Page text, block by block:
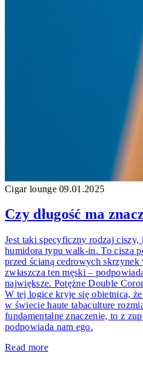
Cigar lounge 09.01.2025
Czy długość ma
Jest taki specyficzny rodzaj
humidora typu walk-in. To cisza
przed ścianą cedrowych
zwłaszcza ten męski –
największe. Potężne Double
W tej logice kryje się obietnica,
w świecie haute tabaculture
fundamentalne znaczenie, to z
podpowiada nam ego.
Read more